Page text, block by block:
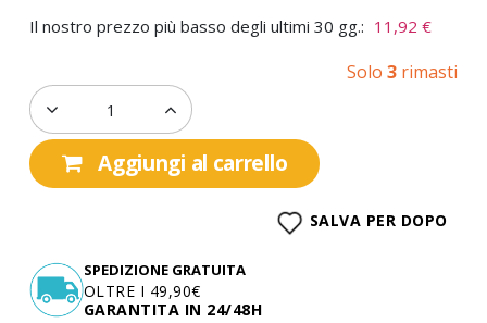
Il nostro prezzo più basso degli ultimi 30 gg.: 11,92 €
Solo3 rimasti
Aggiungi al carrello
SALVA PER DOPO
SPEDIZIONE GRATUITA
OLTRE I 49,90€
GARANTITA IN 24/48H